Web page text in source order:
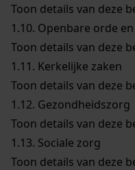
Toon details van deze
1.10. Openbare orde
Toon details van deze
1.11. Kerkelijke zaken
Toon details van deze
1.12. Gezondheidszorg
Toon details van deze
1.13. Sociale zorg
Toon details van deze